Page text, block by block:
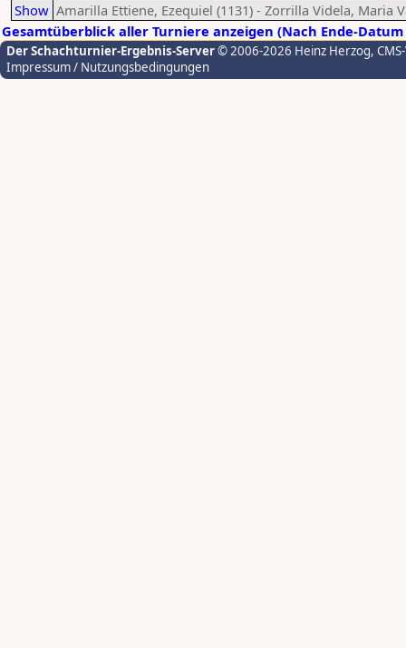
Show Amarilla Ettiene, Ezequiel (1131) - Zorrilla Videla, Maria
Gesamtüberblick aller Turniere anzeigen (Nach Ende-
Der Schachturnier-Ergebnis-Server© 2006-2026 Heinz Herzog,
Impressum / Nutzungsbedingungen